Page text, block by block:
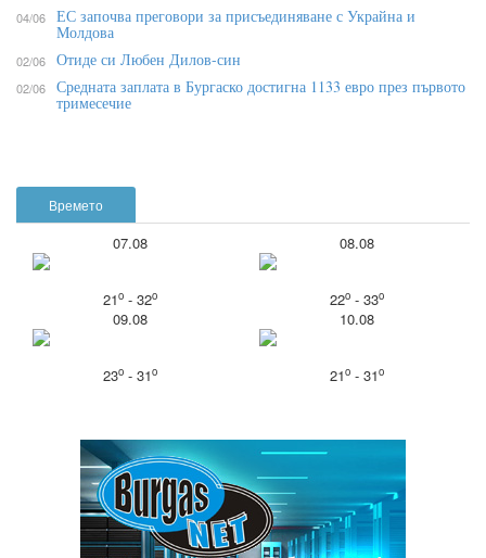
Времето
07.08
21o- 32o
08.08
22o- 33o
09.08
23o- 31o
10.08
21o- 31o
04/06 ЕС започва преговори за присъединяване с Украйна и
Молдова
02/06 Отиде си Любен Дилов-син
02/06 Средната заплата в Бургаско достигна 1133 евро през първото
тримесечие